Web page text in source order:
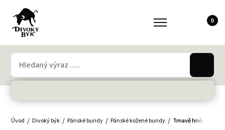
0
Úvod Divoký býk Pánské bundy Pánské kožené bundy Tmavě hnědá